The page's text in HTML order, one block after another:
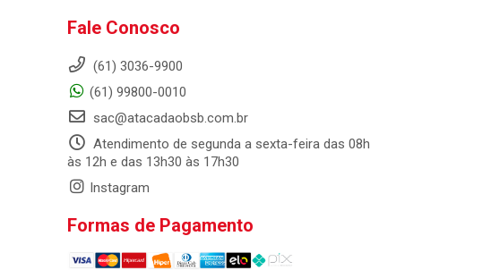
Fale Conosco
(61) 3036-9900
(61) 99800-0010
sac@atacadaobsb.com.br
Atendimento de segunda a sexta-feira das 08h
às 12h e das 13h30 às 17h30
Instagram
Formas de Pagamento